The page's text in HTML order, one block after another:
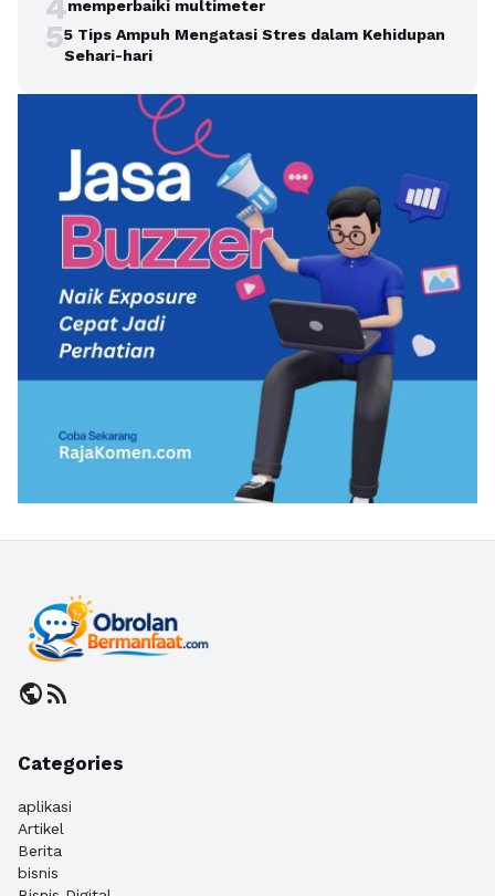
memperbaiki multimeter
55 Tips Ampuh Mengatasi Stres dalam Kehidupan
Sehari-hari
publicrss_feed
Categories
aplikasi
Artikel
Berita
bisnis